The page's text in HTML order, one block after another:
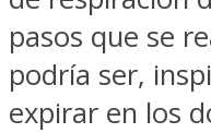
pasos que se
podría ser,
expirar en los